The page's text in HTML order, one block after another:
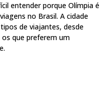
entender porque Olímpia é
no Brasil. A cidade
de viajantes, desde
que preferem um